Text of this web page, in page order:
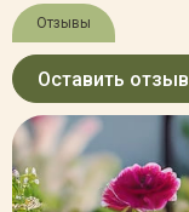
Отзывы
Оставить отзыв